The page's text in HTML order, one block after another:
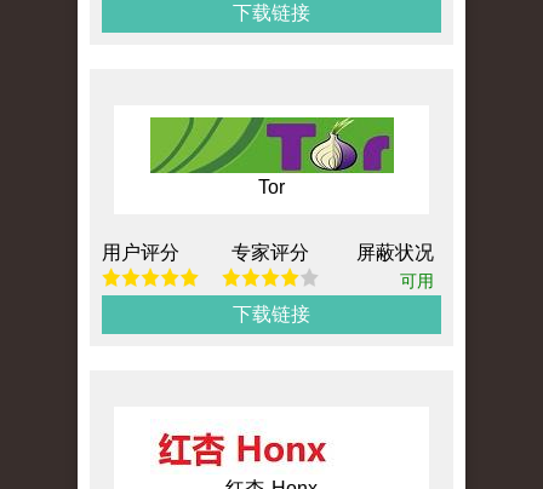
下载链接
Tor
用户评分 专家评分 屏蔽状况
可用
下载链接